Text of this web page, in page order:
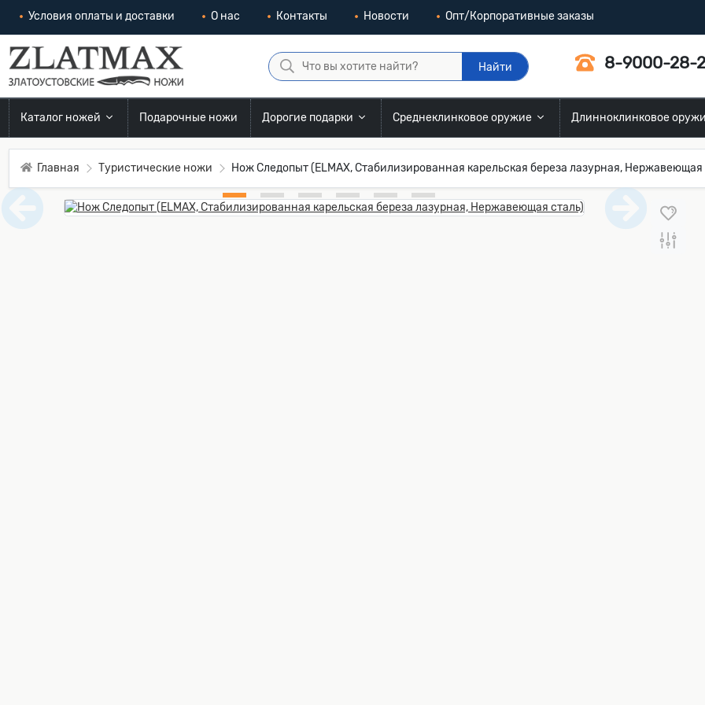
Условия оплаты и доставки О нас Контакты Новости Опт/Корпоративные заказы
Найти 8-9000-28-
Каталог ножей Подарочные ножи Дорогие подарки Среднеклинковое оружие Длинноклинковое
Главная Туристические ножи Нож Следопыт (ELMAX, Стабилизированная карельская береза лазурная, Нержавеющая